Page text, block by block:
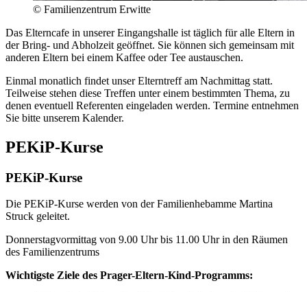
© Familienzentrum Erwitte
Das Elterncafe in unserer Eingangshalle ist täglich für alle Eltern in
der Bring- und Abholzeit geöffnet. Sie können sich gemeinsam mit
anderen Eltern bei einem Kaffee oder Tee austauschen.
Einmal monatlich findet unser Elterntreff am Nachmittag statt.
Teilweise stehen diese Treffen unter einem bestimmten Thema, zu
denen eventuell Referenten eingeladen werden. Termine entnehmen
Sie bitte unserem Kalender.
PEKiP-Kurse
PEKiP-Kurse
Die PEKiP-Kurse werden von der Familienhebamme Martina
Struck geleitet.
Donnerstagvormittag von 9.00 Uhr bis 11.00 Uhr in den Räumen
des Familienzentrums
Wichtigste Ziele des Prager-Eltern-Kind-Programms: